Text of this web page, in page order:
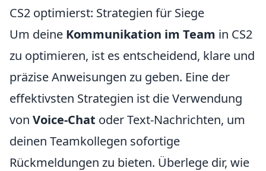
CS2 optimierst: Strategien für Siege
Um deine Kommunikation im Team in CS2
zu optimieren, ist es entscheidend, klare und
präzise Anweisungen zu geben. Eine der
effektivsten Strategien ist die Verwendung
von Voice-Chat oder Text-Nachrichten, um
deinen Teamkollegen sofortige
Rückmeldungen zu bieten. Überlege dir, wie